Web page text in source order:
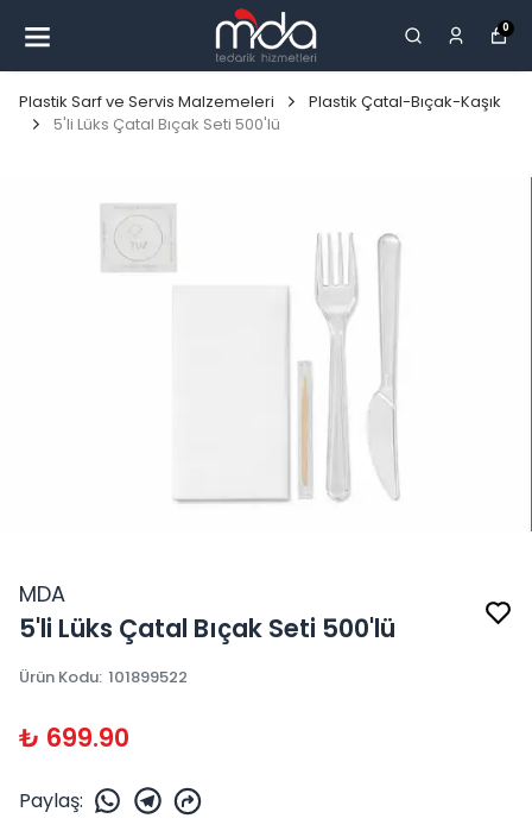
0
Plastik Sarf ve Servis Malzemeleri
Plastik Çatal-Bıçak-Kaşık
5'li Lüks Çatal Bıçak Seti 500'lü
MDA
5'li Lüks Çatal Bıçak Seti 500'lü
Ürün Kodu: 101899522
₺ 699.90
Paylaş: